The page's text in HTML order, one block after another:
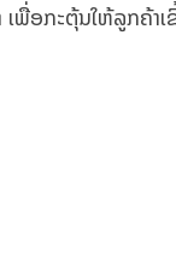
ພື່ອກະຕຸ້ນໃຫ້ລູກຄ້າເ